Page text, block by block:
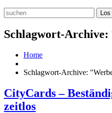
Schlagwort-Archive:
Home
Schlagwort-Archive:
CityCards –
zeitlos